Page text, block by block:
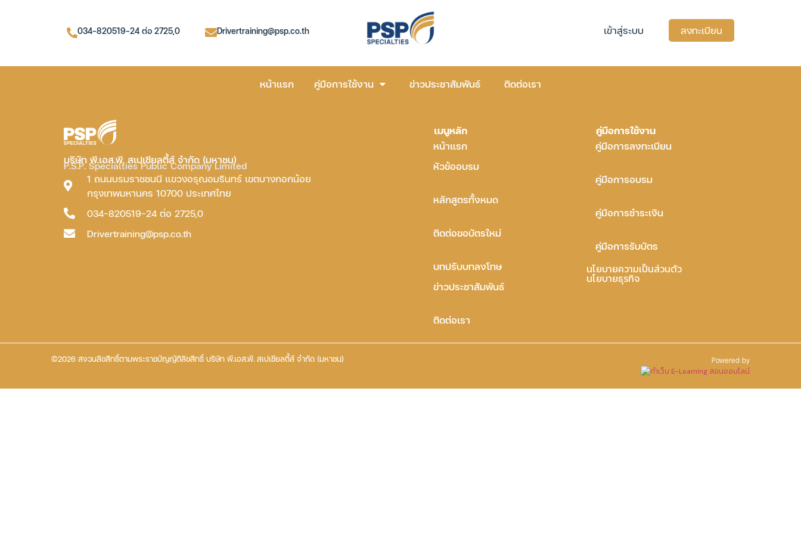
034-820519-24 ต่อ 2725,0 Drivertraining@psp.co.th เข้าสู่ระบบ ลงทะเบียน
หน้าแรก คู่มือการใช้งาน ข่าวประชาสัมพันธ์ ติดต่อเรา
บริษัท พี.เอส.พี. สเปเชียลตี้ส์ จำกัด (มหาชน)
P.S.P. Specialties Public Company Limited
1 ถนนบรมราชชนนี แขวงอรุณอมรินทร์ เขตบางกอกน้อย
กรุงเทพมหานคร 10700 ประเทศไทย
034-820519-24 ต่อ 2725,0
Drivertraining@psp.co.th
เมนูหลัก
หน้าแรก
หัวข้ออบรม
หลักสูตรทั้งหมด
ติดต่อขอบัตรใหม่
บทปรับบทลงโทษ
ข่าวประชาสัมพันธ์
ติดต่อเรา
คู่มือการใช้งาน
คู่มือการลงทะเบียน
คู่มือการอบรม
คู่มือการชำระเงิน
คู่มือการรับบัตร
นโยบายความเป็นส่วนตัว
นโยบายธุรกิจ
©2026 สงวนลิขสิทธิ์ตามพระราชบัญญัติลิขสิทธิ์ บริษัท พี.เอส.พี. สเปเชียลตี้ส์ จำกัด (มหาชน) Powered by